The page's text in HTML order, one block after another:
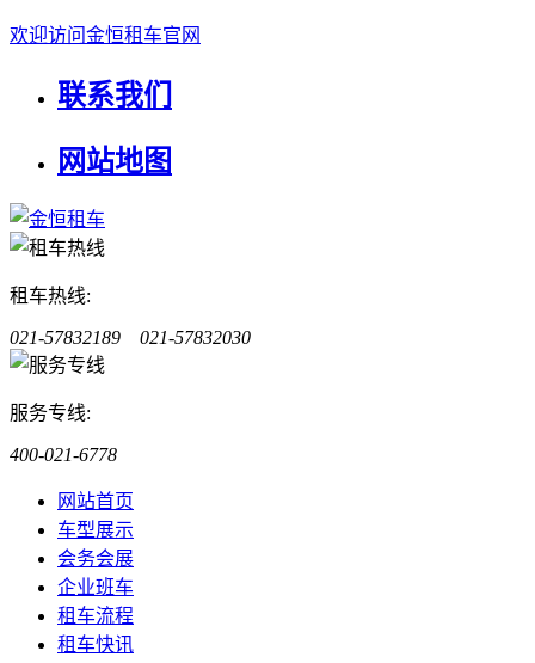
欢迎访问金恒租车官网
联系我们
网站地图
租车热线:
021-57832189 021-57832030
服务专线:
400-021-6778
网站首页
车型展示
会务会展
企业班车
租车流程
租车快讯